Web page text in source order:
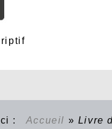
: Accueil » Livre